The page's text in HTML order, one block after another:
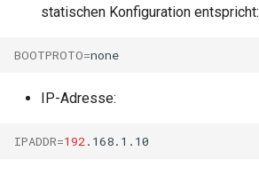
statischen Konfiguration entspricht:
BOOTPROTO=
IP-Adresse:
IPADDR=192